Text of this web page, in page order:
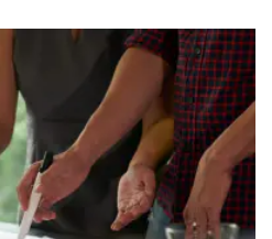
Mikulėnas nuotr.